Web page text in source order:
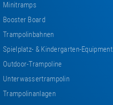
Minitramps
Booster Board
Trampolinbahnen
Spielplatz- & Kindergarten-Equipment
Outdoor-Trampoline
Unterwassertrampolin
Trampolinanlagen